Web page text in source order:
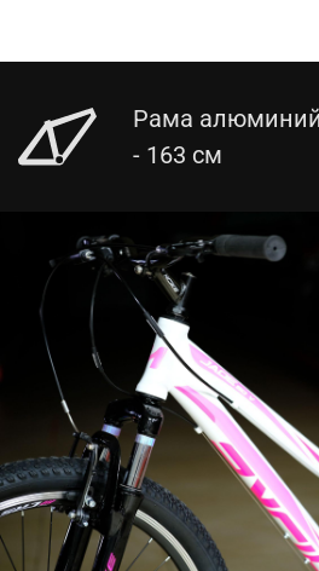
Рама алюминий
- 163 см